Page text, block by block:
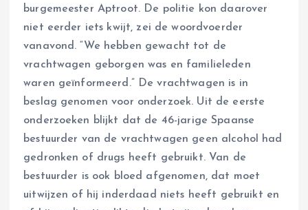
burgemeester Aptroot. De politie kon daarover
niet eerder iets kwijt, zei de woordvoerder
vanavond. “We hebben gewacht tot de
vrachtwagen geborgen was en familieleden
waren geïnformeerd.” De vrachtwagen is in
beslag genomen voor onderzoek. Uit de eerste
onderzoeken blijkt dat de 46-jarige Spaanse
bestuurder van de vrachtwagen geen alcohol had
gedronken of drugs heeft gebruikt. Van de
bestuurder is ook bloed afgenomen, dat moet
uitwijzen of hij inderdaad niets heeft gebruikt en